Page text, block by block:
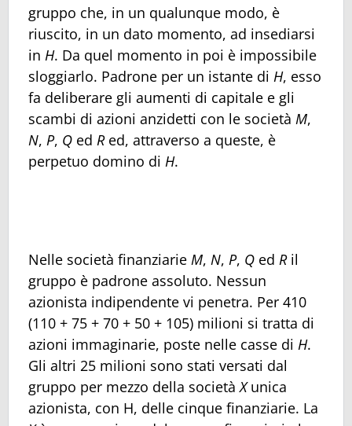
gruppo che, in un qualunque modo, è
riuscito, in un dato momento, ad insediarsi
in H. Da quel momento in poi è impossibile
sloggiarlo. Padrone per un istante di H, esso
fa deliberare gli aumenti di capitale e gli
scambi di azioni anzidetti con le società M,
N, P, Q ed Red, attraverso a queste, è
perpetuo domino di H.
Nelle società finanziarie M, N, P, Q ed Ril
gruppo è padrone assoluto. Nessun
azionista indipendente vi penetra. Per 410
(110 + 75 + 70 + 50 + 105) milioni si tratta di
azioni immaginarie, poste nelle casse di H.
Gli altri 25 milioni sono stati versati dal
gruppo per mezzo della società Xunica
azionista, con H, delle cinque finanziarie. La